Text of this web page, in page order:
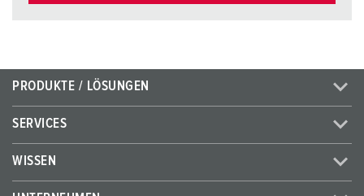
PRODUKTE / LÖSUNGEN
SERVICES
WISSEN